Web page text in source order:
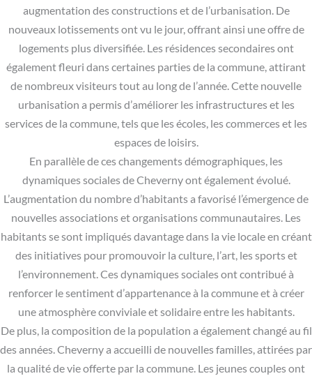
augmentation des constructions et de l’urbanisation. De
nouveaux lotissements ont vu le jour, offrant ainsi une offre de
logements plus diversifiée. Les résidences secondaires ont
également fleuri dans certaines parties de la commune, attirant
de nombreux visiteurs tout au long de l’année. Cette nouvelle
urbanisation a permis d’améliorer les infrastructures et les
services de la commune, tels que les écoles, les commerces et les
espaces de loisirs.
En parallèle de ces changements démographiques, les
dynamiques sociales de Cheverny ont également évolué.
L’augmentation du nombre d’habitants a favorisé l’émergence de
nouvelles associations et organisations communautaires. Les
habitants se sont impliqués davantage dans la vie locale en créant
des initiatives pour promouvoir la culture, l’art, les sports et
l’environnement. Ces dynamiques sociales ont contribué à
renforcer le sentiment d’appartenance à la commune et à créer
une atmosphère conviviale et solidaire entre les habitants.
De plus, la composition de la population a également changé au fil
des années. Cheverny a accueilli de nouvelles familles, attirées par
la qualité de vie offerte par la commune. Les jeunes couples ont